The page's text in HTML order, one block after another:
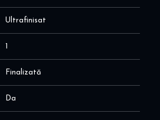
plită cu inducție, hotă,
Ultrafinisat
1
Finalizată
Da